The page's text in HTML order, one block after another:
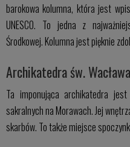
barokowa kolumna, która jest
UNESCO. To jedna z
Środkowej. Kolumna jest pięknie
Archikatedra św. Wacława
Ta imponująca archikatedra
sakralnych na Morawach. Jej
skarbów. To także miejsce